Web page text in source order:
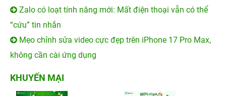
Zalo có loạt tính năng mới: Mất điện thoại vẫn có thể
“cứu” tin nhắn
Mẹo chỉnh sửa video cực đẹp trên iPhone 17 Pro Max,
không cần cài ứng dụng
KHUYẾN MẠI